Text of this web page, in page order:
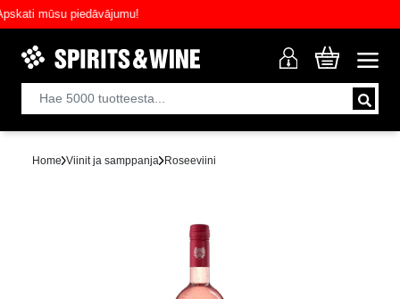
mūsu piedāvājumu!
Home Viinit ja samppanja Roseeviini